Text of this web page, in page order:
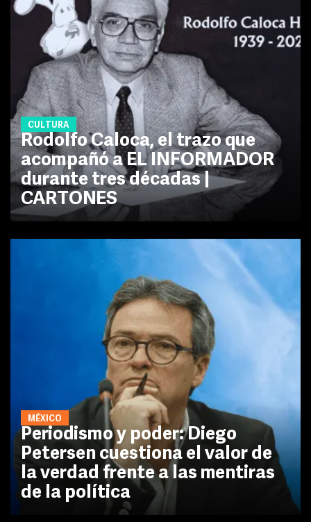
CULTURA
Rodolfo Caloca, el trazo que
acompañó a EL INFORMADOR
durante tres décadas |
CARTONES
MÉXICO
Periodismo y poder: Diego
Petersen cuestiona el valor de
la verdad frente a las mentiras
de la política